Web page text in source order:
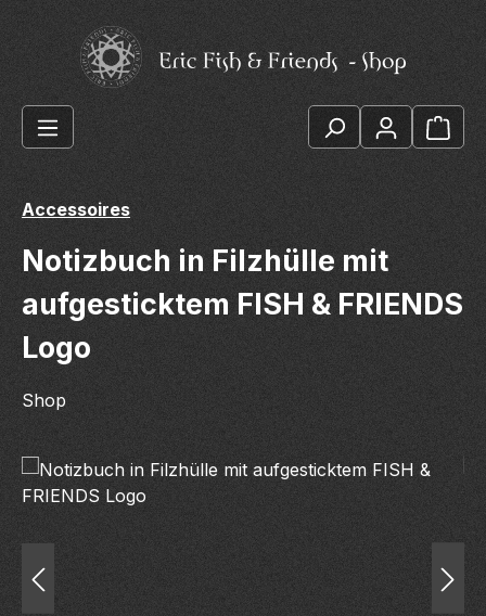
Zum Hauptinhalt springen
Accessoires
Notizbuch in Filzhülle mit
aufgesticktem FISH & FRIENDS
Logo
Shop
Bildergalerie überspringen